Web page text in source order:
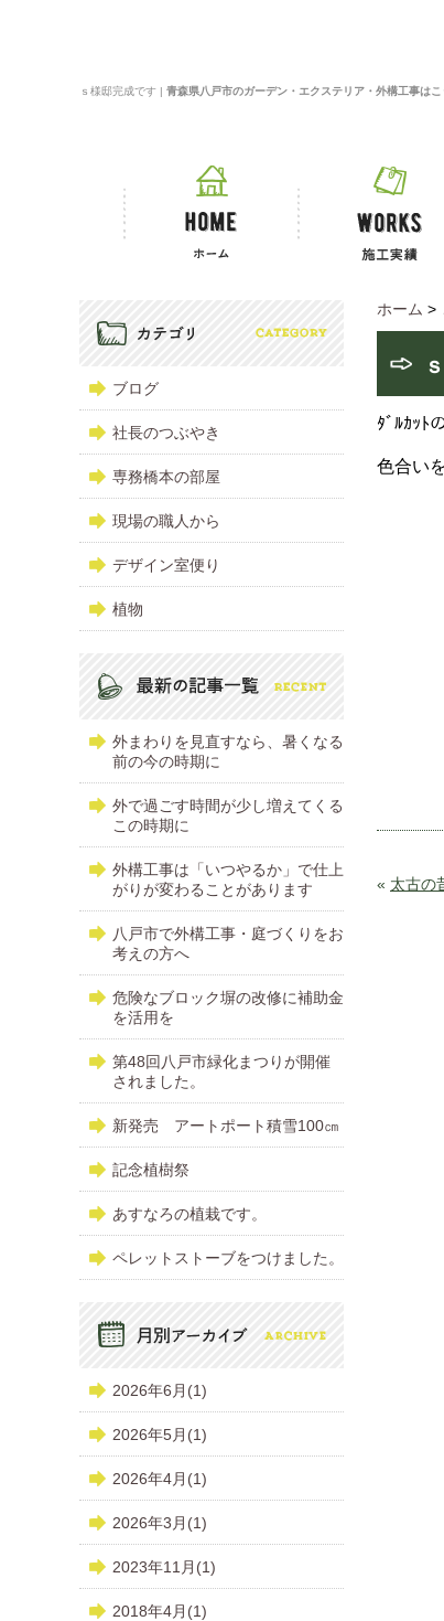
ｓ様邸完成です | 青森県八戸市のガーデン・エクステリア・外構工事はこ
ホーム >
ﾀﾞﾙｶｯﾄ
色合い
« 太古の
ブログ
社長のつぶやき
専務橋本の部屋
現場の職人から
デザイン室便り
植物
外まわりを見直すなら、暑くなる
前の今の時期に
外で過ごす時間が少し増えてくる
この時期に
外構工事は「いつやるか」で仕上
がりが変わることがあります
八戸市で外構工事・庭づくりをお
考えの方へ
危険なブロック塀の改修に補助金
を活用を
第48回八戸市緑化まつりが開催
されました。
新発売 アートポート積雪100㎝
記念植樹祭
あすなろの植栽です。
ペレットストーブをつけました。
2026年6月(1)
2026年5月(1)
2026年4月(1)
2026年3月(1)
2023年11月(1)
2018年4月(1)